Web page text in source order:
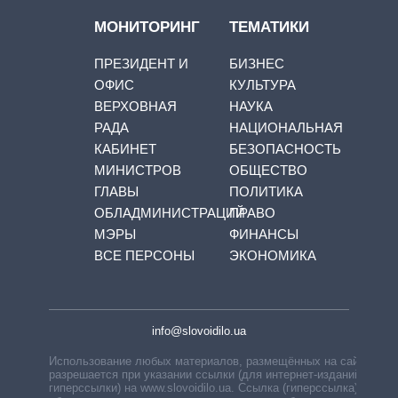
МОНИТОРИНГ
ПРЕЗИДЕНТ И
ОФИС
ВЕРХОВНАЯ
РАДА
КАБИНЕТ
МИНИСТРОВ
ГЛАВЫ
ОБЛАДМИНИСТРАЦИЙ
МЭРЫ
ВСЕ ПЕРСОНЫ
ТЕМАТИКИ
БИЗНЕС
КУЛЬТУРА
НАУКА
НАЦИОНАЛЬНАЯ
БЕЗОПАСНОСТЬ
ОБЩЕСТВО
ПОЛИТИКА
ПРАВО
ФИНАНСЫ
ЭКОНОМИКА
info@slovoidilo.ua
Использование любых материалов, размещённых на сайте,
разрешается при указании ссылки (для интернет-изданий —
гиперссылки) на www.slovoidilo.ua. Ссылка (гиперссылка)